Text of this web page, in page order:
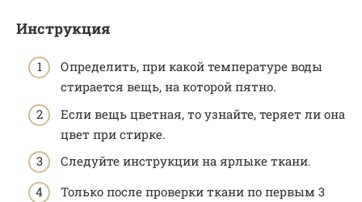
Инструкция
Определить, при какой температуре воды
стирается вещь, на которой пятно.
Если вещь цветная, то узнайте, теряет ли она
цвет при стирке.
Следуйте инструкции на ярлыке ткани.
Только после проверки ткани по первым 3